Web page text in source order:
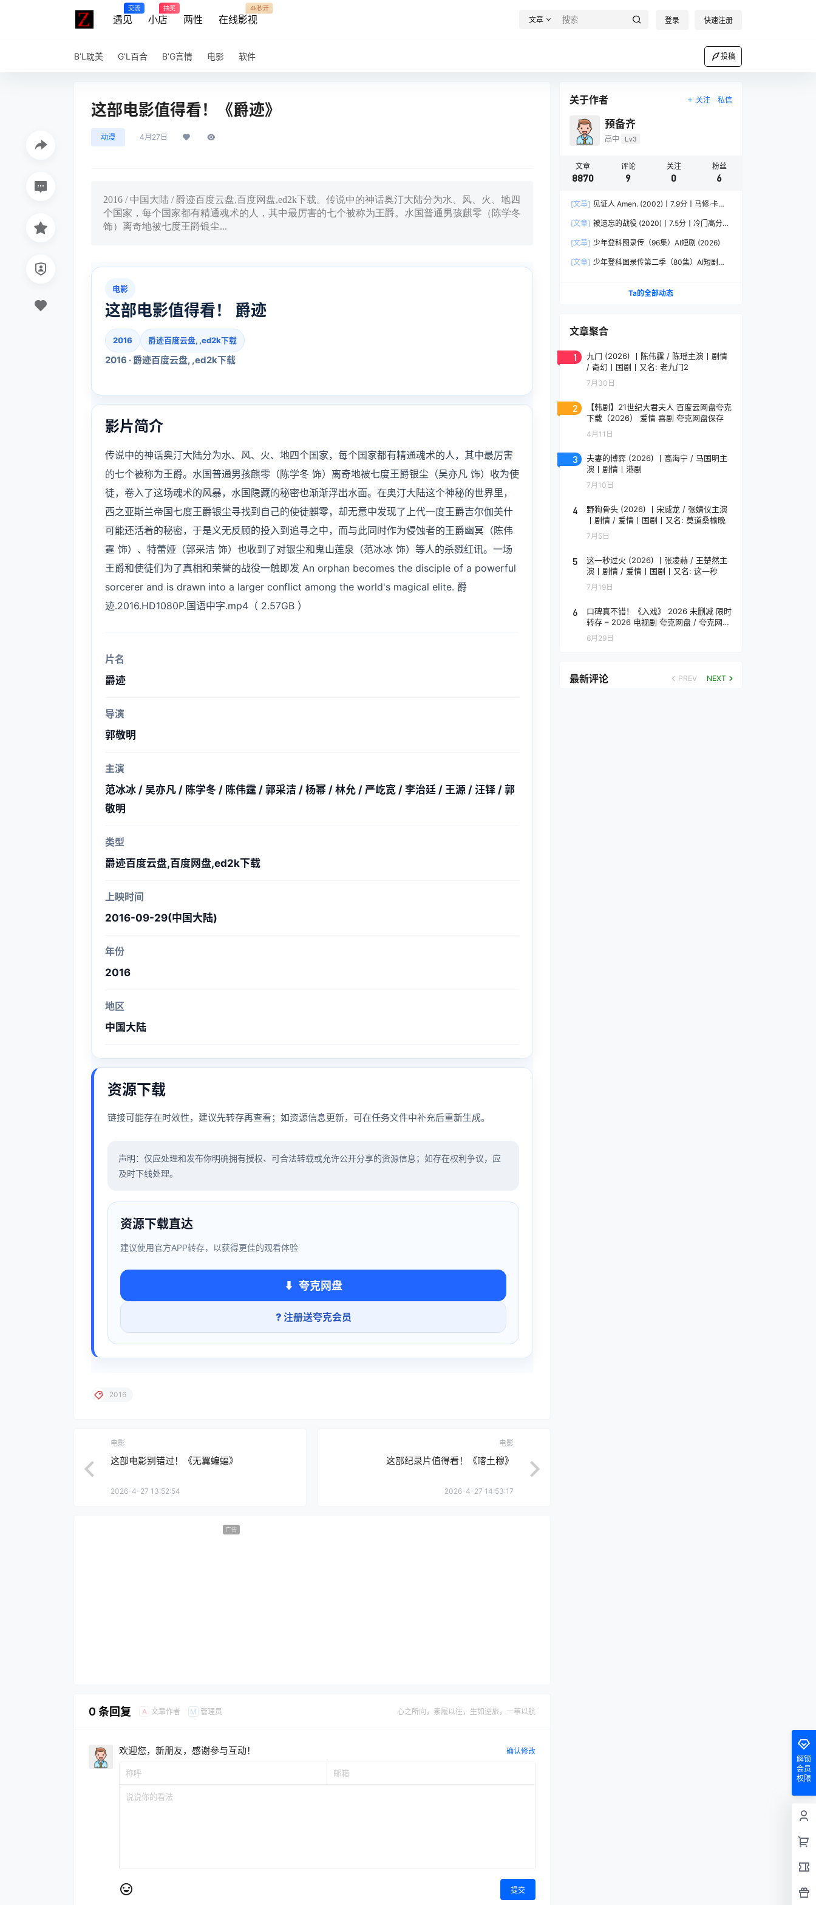
遇见
交流
小店
抽奖
两性 在线影视
4k秒开
文章 登录 快速注册
B’L耽美 G’L百合 B’G言情 电影 软件 投稿
这部电影值得看！《爵迹》
动漫 4月27日
2016 / 中国大陆 / 爵迹百度云盘,百度网盘,ed2k下载。传说中的神话奥汀大陆分为水、风、火、地四
个国家，每个国家都有精通魂术的人，其中最厉害的七个被称为王爵。水国普通男孩麒零（陈学冬
饰）离奇地被七度王爵银尘...
电影
这部电影值得看！ 爵迹
2016 爵迹百度云盘, ,ed2k下载
2016 · 爵迹百度云盘, ,ed2k下载
影片简介
传说中的神话奥汀大陆分为水、风、火、地四个国家，每个国家都有精通魂术的人，其中最厉害
的七个被称为王爵。水国普通男孩麒零（陈学冬 饰）离奇地被七度王爵银尘（吴亦凡 饰）收为使
徒，卷入了这场魂术的风暴，水国隐藏的秘密也渐渐浮出水面。在奥汀大陆这个神秘的世界里，
西之亚斯兰帝国七度王爵银尘寻找到自己的使徒麒零，却无意中发现了上代一度王爵吉尔伽美什
可能还活着的秘密，于是义无反顾的投入到追寻之中，而与此同时作为侵蚀者的王爵幽冥（陈伟
霆 饰）、特蕾娅（郭采洁 饰）也收到了对银尘和鬼山莲泉（范冰冰 饰）等人的杀戮红讯。一场
王爵和使徒们为了真相和荣誉的战役一触即发 An orphan becomes the disciple of a powerful
sorcerer and is drawn into a larger conflict among the world's magical elite. 爵
迹.2016.HD1080P.国语中字.mp4（ 2.57GB ）
片名
爵迹
导演
郭敬明
主演
范冰冰 / 吴亦凡 / 陈学冬 / 陈伟霆 / 郭采洁 / 杨幂 / 林允 / 严屹宽 / 李治廷 / 王源 / 汪铎 / 郭
敬明
类型
爵迹百度云盘,百度网盘,ed2k下载
上映时间
2016-09-29(中国大陆)
年份
2016
地区
中国大陆
资源下载
链接可能存在时效性，建议先转存再查看；如资源信息更新，可在任务文件中补充后重新生成。
声明：仅应处理和发布你明确拥有授权、可合法转载或允许公开分享的资源信息；如存在权利争议，应
及时下线处理。
资源下载直达
建议使用官方APP转存，以获得更佳的观看体验
夸克网盘
? 注册送夸克会员
2016
电影
这部电影别错过！《无翼蝙蝠》
2026-4-27 13:52:54
电影
这部纪录片值得看！《喀土穆》
2026-4-27 14:53:17
广告
0 条回复 A 文章作者 M 管理员 心之所向，素履以往，生如逆旅，一苇以航
欢迎您，新朋友，感谢参与互动！ 确认修改
提交
关于作者 关注 私信
预备齐
高中 Lv3
文章
8870
评论
9
关注
0
粉丝
6
[文章] 见证人 Amen. (2002)丨7.9分丨马修·卡索
熊奖提名作品 科斯塔 – 加夫拉斯作品 法/德/英/意
语中字
[文章] 被遗忘的战役 (2020)丨7.5分丨冷门高分战
[文章] 少年登科图录传（96集）AI短剧 (2026)
[文章] 少年登科图录传第二季（80集）AI短剧
Ta的全部动态
文章聚合
1
九门 (2026) 丨陈伟霆 / 陈瑶主演丨剧情
/ 奇幻丨国剧丨又名: 老九门2
7月30日
2
【韩剧】21世纪大君夫人 百度云网盘夸克
下载（2026） 爱情 喜剧 夸克网盘保存
4月11日
3
夫妻的博弈 (2026) 丨高海宁 / 马国明主
演丨剧情丨港剧
7月10日
4
野狗骨头 (2026) 丨宋威龙 / 张婧仪主演
丨剧情 / 爱情丨国剧丨又名: 莫道桑榆晚
7月5日
5
这一秒过火 (2026) 丨张凌赫 / 王楚然主
演丨剧情 / 爱情丨国剧丨又名: 这一秒
7月19日
6
口碑真不错！《入戏》 2026 未删减 限时
转存 – 2026 电视剧 夸克网盘 / 夸克网盘
高清转存
6月29日
最新评论 PREV NEXT
解锁
会员
权限